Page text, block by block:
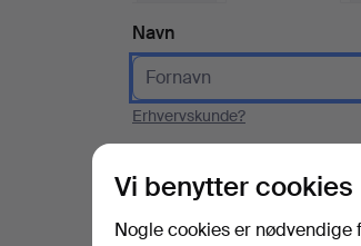
Navn
Erhvervskunde?
Vi benytter cookies
Nogle cookies er nødvendige